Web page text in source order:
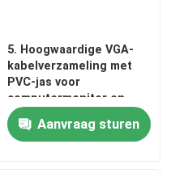
5. Hoogwaardige VGA-
kabelverzameling met
PVC-jas voor
computermonitor en
projector, Custom Cable
Wire Harness
Aanvraag sturen